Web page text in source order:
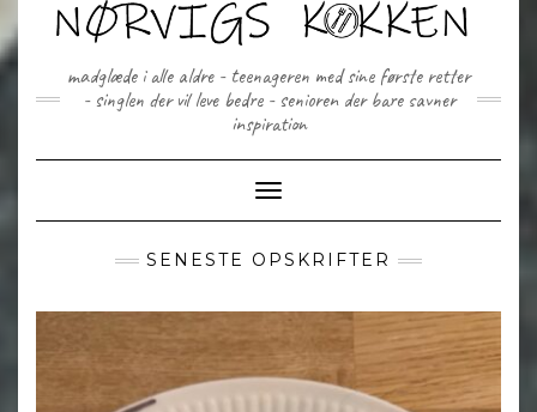
content
madglæde i alle aldre - teenageren med sine første retter
- singlen der vil leve bedre - senioren der bare savner
inspiration
Toggle Navigation
SENESTE OPSKRIFTER